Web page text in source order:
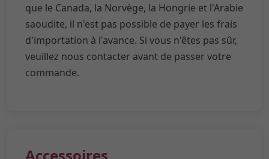
que le Canada, la Norvège, la Hongrie et l'Arabie
saoudite, il n'est pas possible de payer les frais
d'importation à l'avance. Si vous n'êtes pas sûr,
veuillez nous contacter avant de passer votre
commande.
Accessoires